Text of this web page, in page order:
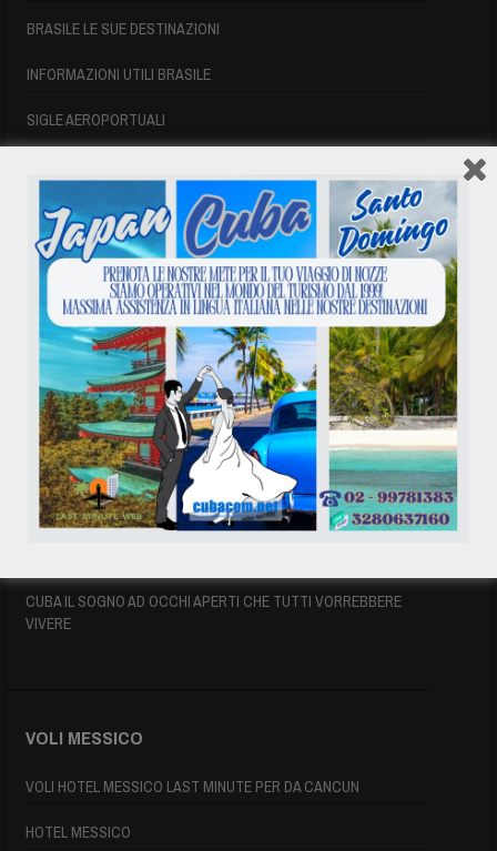
BRASILE LE SUE DESTINAZIONI
INFORMAZIONI UTILI BRASILE
SIGLE AEROPORTUALI
VOLI CUBA
VOLI CUBA LAST MINUTE
VOLI DI LINEA CUBA
AFFITTO CASE A PLAYA DEL ESTE
ASSICURAZIONE E VISTO CUBA
INFORMAZIONI UTILI
CUBA IL SOGNO AD OCCHI APERTI CHE TUTTI VORREBBERE
VIVERE
VOLI MESSICO
VOLI HOTEL MESSICO LAST MINUTE PER DA CANCUN
HOTEL MESSICO